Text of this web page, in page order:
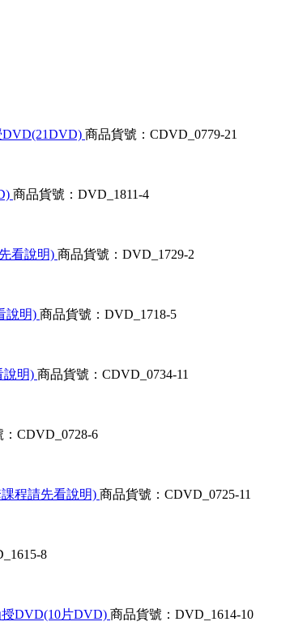
DVD(21DVD) 商品貨號：CDVD_0779-21
商品貨號：DVD_1811-4
看說明) 商品貨號：DVD_1729-2
說明) 商品貨號：DVD_1718-5
說明) 商品貨號：CDVD_0734-11
CDVD_0728-6
程請先看說明) 商品貨號：CDVD_0725-11
8
授DVD(10片DVD) 商品貨號：DVD_1614-10